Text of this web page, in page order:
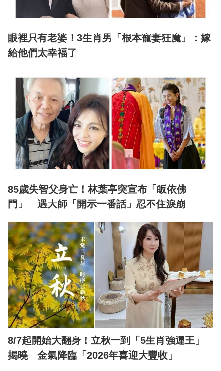
眼裡只有老婆！3生肖男「根本寵妻狂魔」：嫁
給他們太幸福了
85歲失智父身亡！林葉亭突宣布「皈依佛
門」 遇大師「開示一番話」忍不住淚崩
8/7起開始大翻身！立秋一到「5生肖強運王」
揭曉 金氣降臨「2026年喜迎大豐收」